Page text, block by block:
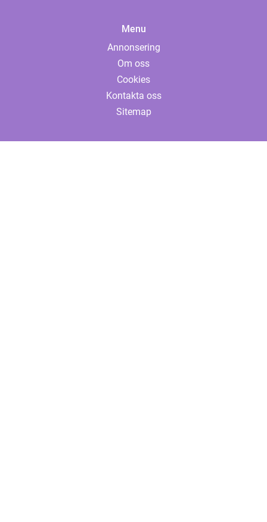
Menu
Annonsering
Om oss
Cookies
Kontakta oss
Sitemap